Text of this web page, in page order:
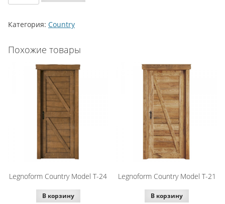
Legnoform
Model
25
Категория: Country
Похожие товары
Legnoform Country Model T-24
В корзину
Legnoform Country Model T-21
В корзину